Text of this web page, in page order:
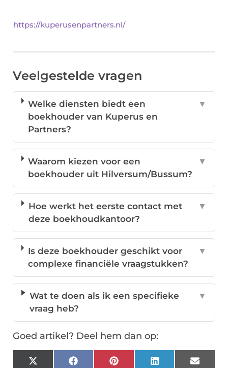
https://kuperusenpartners.nl/
Veelgestelde vragen
Welke diensten biedt een
boekhouder van Kuperus en
Partners?
▼
Waarom kiezen voor een
boekhouder uit Hilversum/Bussum?
▼
Hoe werkt het eerste contact met
deze boekhoudkantoor?
▼
Is deze boekhouder geschikt voor
complexe financiële vraagstukken?
▼
Wat te doen als ik een specifieke
vraag heb?
▼
Goed artikel? Deel hem dan op:
X
FacebookPinterestLinkedInEmail